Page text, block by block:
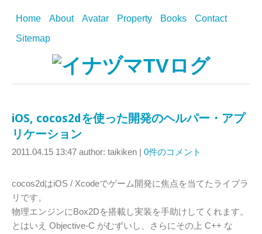
Home About Avatar Property Books
Contact
Sitemap
iOS, cocos2dを使った開発のヘルパー・アプ
リケーション
2011.04.15 13:47 author: taikiken | 0件のコメント
cocos2dはiOS / Xcodeでゲーム開発に焦点を当てたライブラ
リです。
物理エンジンにBox2Dを搭載し実装を手助けしてくれます。
とはいえ Objective-C がむずいし、さらにその上 C++ な